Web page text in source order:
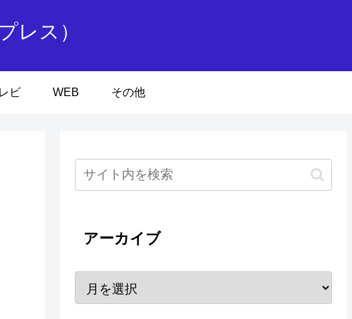
レス）
ビ WEB その他
アーカイブ